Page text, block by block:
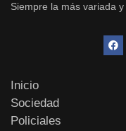
Siempre la más variada
Inicio
Sociedad
Policiales